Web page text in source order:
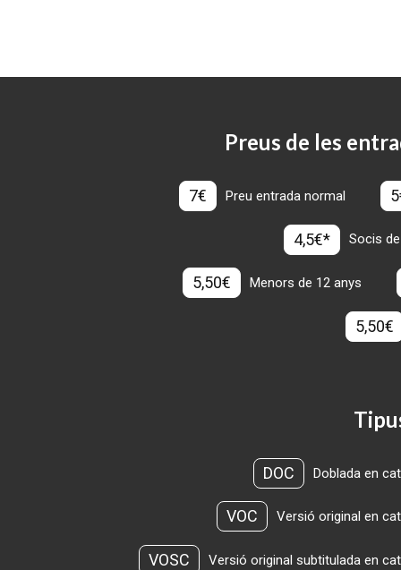
Preus de les
7€ Preu entrada normal
4,5€* Socis
5,50€ Menors de 12 anys
5,50€
DOC Doblada en
VOC Versió original en
VOSC Versió original subtitulada en